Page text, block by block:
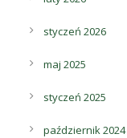
styczeń 2026
maj 2025
styczeń 2025
październik 2024